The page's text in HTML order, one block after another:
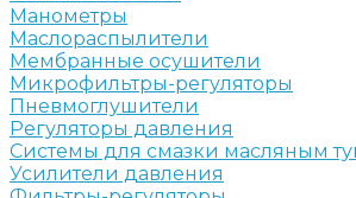
Манометры
Маслораспылители
Мембранные осушители
Микрофильтры-регуляторы
Пневмоглушители
Регуляторы давления
Системы для смазки масляным
Усилители давления